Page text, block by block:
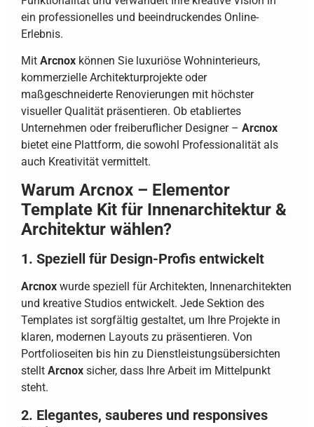
ein professionelles und beeindruckendes Online-
Erlebnis.
Mit Arcnox können Sie luxuriöse Wohninterieurs,
kommerzielle Architekturprojekte oder
maßgeschneiderte Renovierungen mit höchster
visueller Qualität präsentieren. Ob etabliertes
Unternehmen oder freiberuflicher Designer – Arcnox
bietet eine Plattform, die sowohl Professionalität als
auch Kreativität vermittelt.
Warum Arcnox – Elementor
Template Kit für Innenarchitektur &
Architektur wählen?
1. Speziell für Design-Profis entwickelt
Arcnox wurde speziell für Architekten, Innenarchitekten
und kreative Studios entwickelt. Jede Sektion des
Templates ist sorgfältig gestaltet, um Ihre Projekte in
klaren, modernen Layouts zu präsentieren. Von
Portfolioseiten bis hin zu Dienstleistungsübersichten
stellt Arcnox sicher, dass Ihre Arbeit im Mittelpunkt
steht.
2. Elegantes, sauberes und responsives